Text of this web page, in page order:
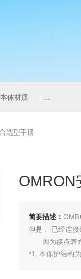
体材质
选型手册
OMRON
简要描述：
但是， 已经连接
因为接点表面
*1. 本保护结构